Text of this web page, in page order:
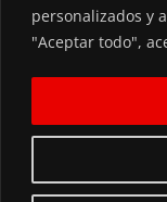
personalizados y
"Aceptar todo",